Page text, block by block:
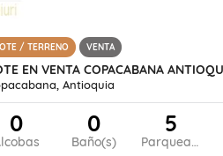
/ TERRENO VENTA
Antioquia
0 0
Baño(s)
5
Parqueadero